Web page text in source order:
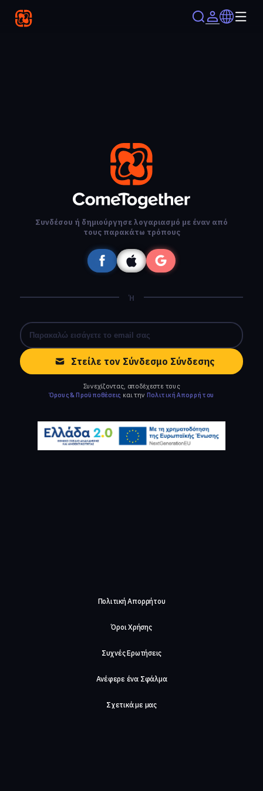
Συνδέσου ή δημιούργησε λογαριασμό με έναν από
τους παρακάτω τρόπους
Ή
Στείλε τον Σύνδεσμο Σύνδεσης
Συνεχίζοντας, αποδέχεστε τους
Όρους & Προϋποθέσεις και την Πολιτική Απορρήτου
Πολιτική Απορρήτου
Όροι Χρήσης
Συχνές Ερωτήσεις
Ανέφερε ένα Σφάλμα
Σχετικά με μας